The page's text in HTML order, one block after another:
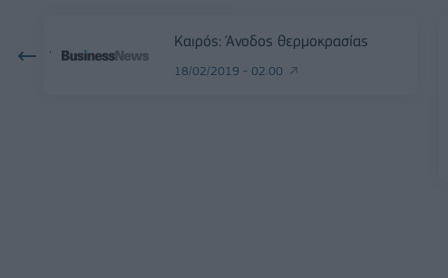
Καιρός: Άνοδος θερμοκρασίας
18/02/2019 - 02:00